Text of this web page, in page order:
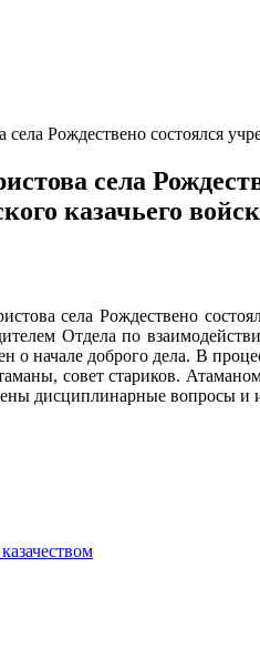
Рождествено состоялся
села
казачьего
села Рождествено
Отдела по
начале доброго дела. В
совет стариков.
дисциплинарные вопросы